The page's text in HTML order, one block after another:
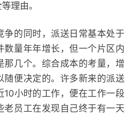
理由。
的同时，派送日常基本处于
数量年年增长，但一个片区内
那几个。综合成本的考量，增
随便决定的。许多新来的派送
10小时的工作，便在工作一段
老员工在发现自己终于有一天